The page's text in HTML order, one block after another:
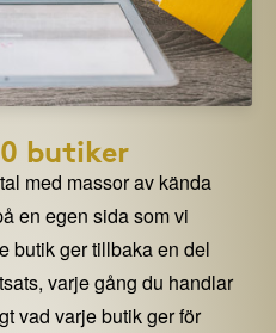
butiker
med massor av kända
en egen sida som vi
butik ger tillbaka en del
varje gång du handlar
vad varje butik ger för